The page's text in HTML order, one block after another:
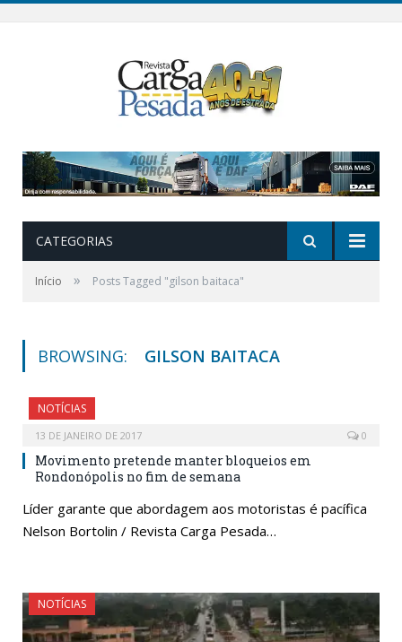
CATEGORIAS
Início » Posts Tagged "gilson baitaca"
BROWSING: GILSON BAITACA
NOTÍCIAS
13 DE JANEIRO DE 2017 0
Movimento pretende manter bloqueios em
Rondonópolis no fim de semana
Líder garante que abordagem aos motoristas é pacífica
Nelson Bortolin / Revista Carga Pesada…
NOTÍCIAS